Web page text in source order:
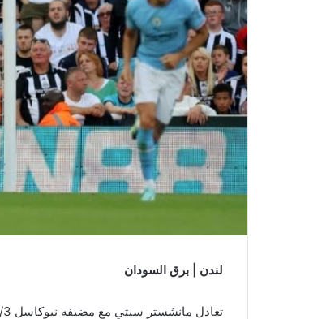
لندن | برق السودان